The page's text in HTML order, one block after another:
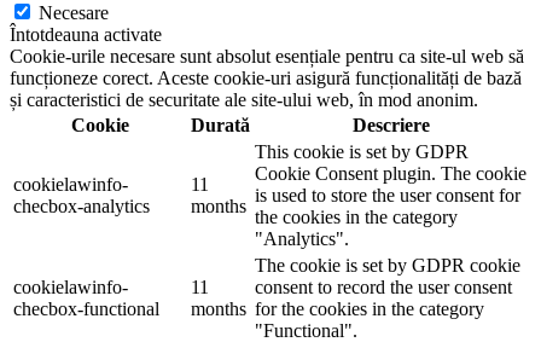
Necesare
Întotdeauna activate
Cookie-urile necesare sunt absolut esențiale pentru ca site-ul web să
funcționeze corect. Aceste cookie-uri asigură funcționalități de bază
și caracteristici de securitate ale site-ului web, în ​​mod anonim.
Cookie
Durată Descriere
cookielawinfo-
checbox-analytics
11
months
This cookie is set by GDPR
Cookie Consent plugin. The cookie
is used to store the user consent for
the cookies in the category
"Analytics".
cookielawinfo-
checbox-functional
11
months
The cookie is set by GDPR cookie
consent to record the user consent
for the cookies in the category
"Functional".